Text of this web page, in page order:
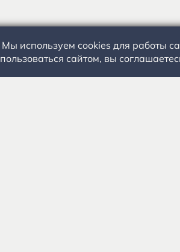
Мы используем cookies для работы
пользоваться сайтом, вы